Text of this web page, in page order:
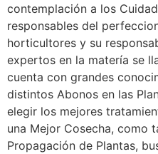
contemplación a los
responsables del
horticultores y su
expertos en la matería se
cuenta con grandes
distintos Abonos en las
elegir los mejores
una Mejor Cosecha, como
Propagación de Plantas,